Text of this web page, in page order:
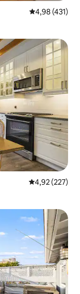
საშუალო
4,98 (431)
საშუალო
4,92 (227)